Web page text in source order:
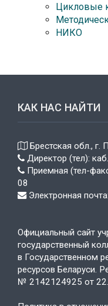
Цикловые
НИКО
КАК НАС НАЙТИ
Брестская обл., г.
Директор (тел):
Приемная (тел-
08
Электронная
Официальный сайт
государственный
в Государственном
ресурсов Беларуси.
№ 2142124925 от